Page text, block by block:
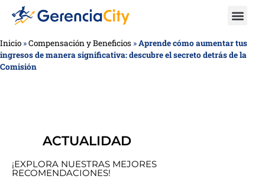
Inicio »Compensación y Beneficios »Aprende cómo aumentar tus
ingresos de manera significativa: descubre el secreto detrás de la
Comisión
ACTUALIDAD
¡EXPLORA NUESTRAS MEJORES
RECOMENDACIONES!